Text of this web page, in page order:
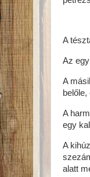
A
Az
A
A
egy
A
alatt